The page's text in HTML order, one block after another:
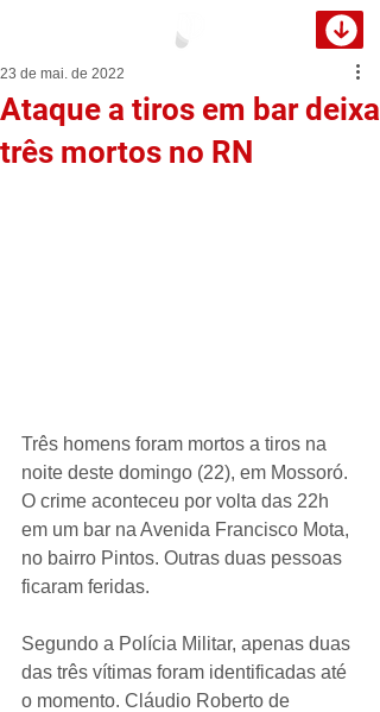
Ataque a tiros em bar deixa
três mortos no RN
23 de mai. de 2022
Três homens foram mortos a tiros na
noite deste domingo (22), em Mossoró.
O crime aconteceu por volta das 22h
em um bar na Avenida Francisco Mota,
no bairro Pintos. Outras duas pessoas
ficaram feridas.
Segundo a Polícia Militar, apenas duas
das três vítimas foram identificadas até
o momento. Cláudio Roberto de